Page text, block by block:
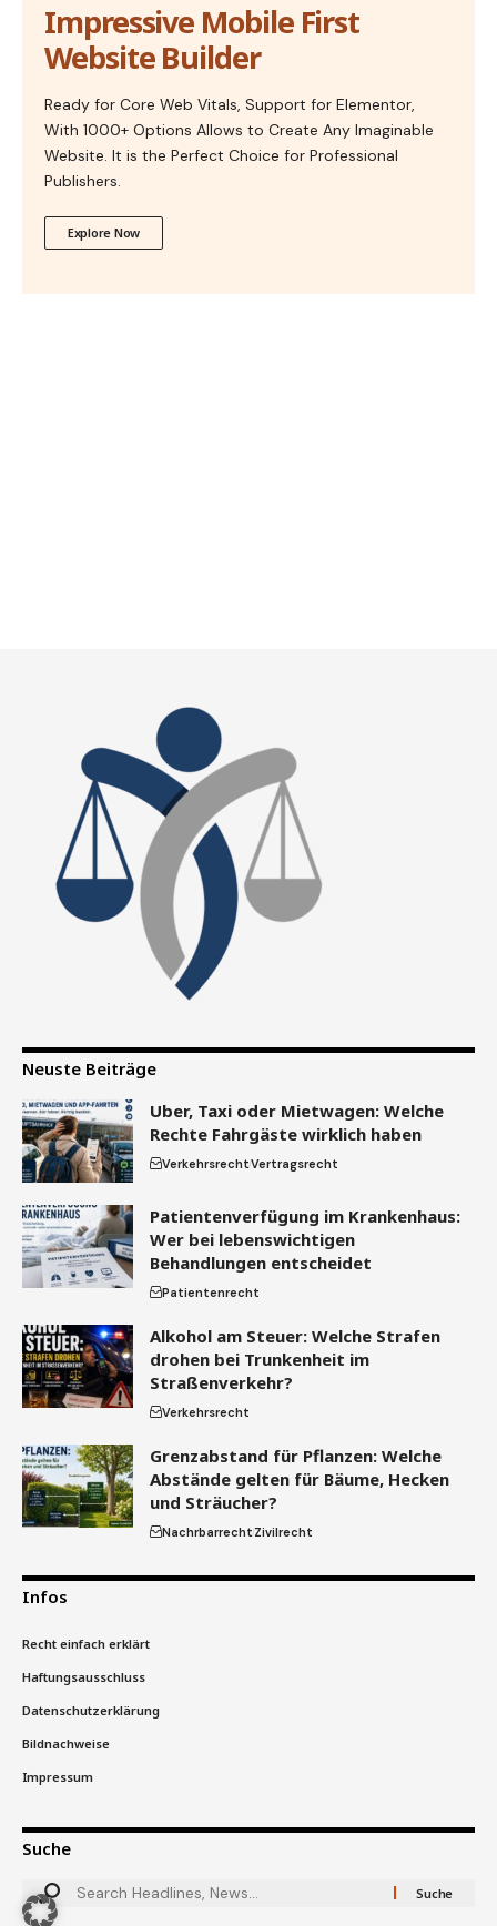
Impressive Mobile First
Website Builder
Ready for Core Web Vitals, Support for Elementor,
With 1000+ Options Allows to Create Any Imaginable
Website. It is the Perfect Choice for Professional
Publishers.
Explore Now
Neuste Beiträge
Uber, Taxi oder Mietwagen: Welche
Rechte Fahrgäste wirklich haben
VerkehrsrechtVertragsrecht
Patientenverfügung im Krankenhaus:
Wer bei lebenswichtigen
Behandlungen entscheidet
Patientenrecht
Alkohol am Steuer: Welche Strafen
drohen bei Trunkenheit im
Straßenverkehr?
Verkehrsrecht
Grenzabstand für Pflanzen: Welche
Abstände gelten für Bäume, Hecken
und Sträucher?
NachrbarrechtZivilrecht
Infos
Recht einfach erklärt
Haftungsausschluss
Datenschutzerklärung
Bildnachweise
Impressum
Suche